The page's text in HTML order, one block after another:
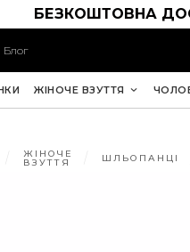
БЕЗКОШТОВНА
Блог
ЖІНОЧЕ ВЗУТТЯ
ЖІНОЧЕ
ВЗУТТЯ ШЛЬОПАНЦІ